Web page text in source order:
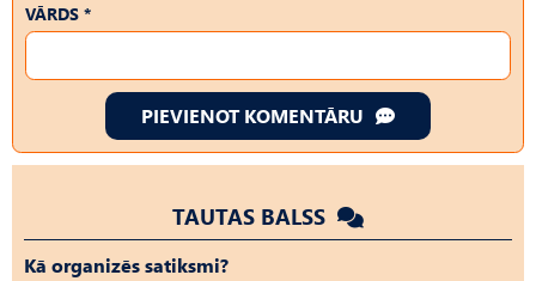
VĀRDS *
PIEVIENOT KOMENTĀRU
TAUTAS BALSS
Kā organizēs satiksmi?